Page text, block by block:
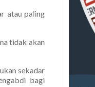
atau paling
tidak akan
sekadar
bagi